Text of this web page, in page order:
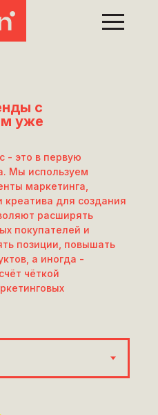
с
уже
- это в первую
Мы используем
маркетинга,
креатива для создания
расширять
покупателей и
позиции, повышать
а иногда -
чёткой